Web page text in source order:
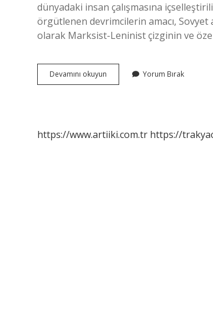
dünyadaki insan çalışmasına
örgütlenen devrimcilerin amacı,
olarak Marksist-Leninist çizginin ve
Devamını okuyun Marksist
Perspektif
Yorum Bırak
https://www.artiiki.com.tr https://